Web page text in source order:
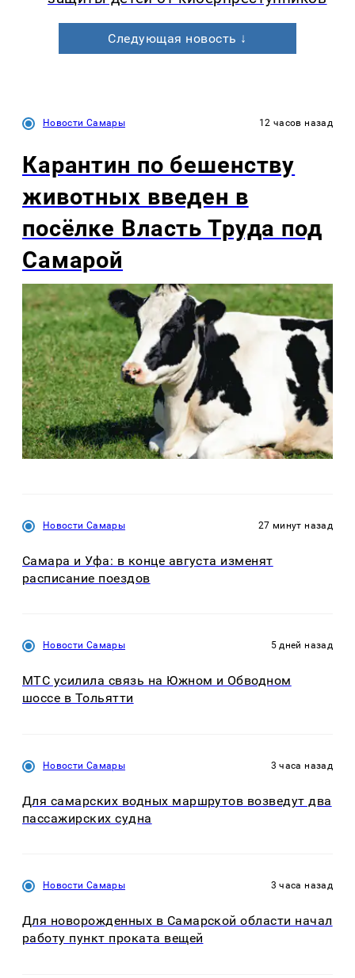
Следующая новость ↓
Новости Самары 12 часов назад
Карантин по бешенству
животных введен в
посёлке Власть Труда под
Самарой
Новости Самары 27 минут назад
Самара и Уфа: в конце августа изменят
расписание поездов
Новости Самары 5 дней назад
МТС усилила связь на Южном и Обводном
шоссе в Тольятти
Новости Самары 3 часа назад
Для самарских водных маршрутов возведут два
пассажирских судна
Новости Самары 3 часа назад
Для новорожденных в Самарской области начал
работу пункт проката вещей